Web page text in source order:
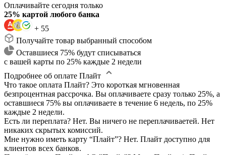
Оплачивайте сегодня только
25% картой любого банка
+ 55
Получайте товар выбранный способом
Оставшиеся 75% будут списываться
с вашей карты по 25% каждые 2 недели
Подробнее об оплате Плайт
Что такое оплата Плайт? Это короткая мгновенная
безпроцентная рассрочка. Вы оплачиваете сразу только 25%, а
оставшиеся 75% вы оплачиваете в течение 6 недель, по 25%
каждые 2 недели.
Есть ли переплата? Нет. Вы ничего не переплачиваетей. Нет
никаких скрытых комиссий.
Мне нужно иметь карту “Плайт”? Нет. Плайт доступно для
клиентов всех банков.